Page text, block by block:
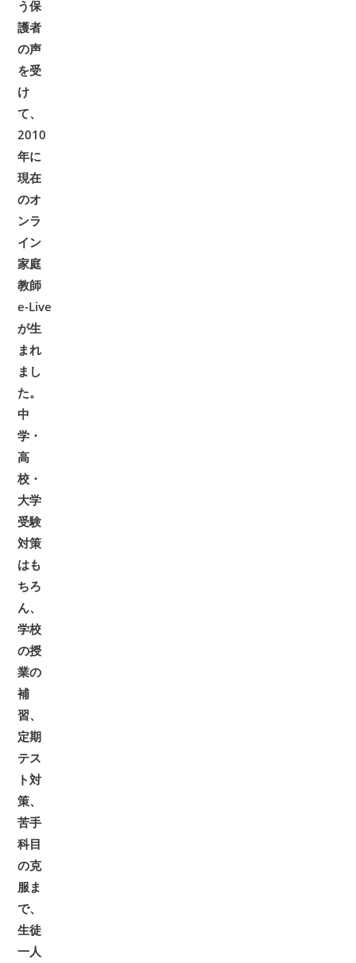
う保
護者
の声
を受
け
て、
2010
年に
現在
のオ
ンラ
イン
家庭
教師
e-Live
が生
まれ
まし
た。
中
学・
高
校・
大学
受験
対策
はも
ちろ
ん、
学校
の授
業の
補
習、
定期
テス
ト対
策、
苦手
科目
の克
服ま
で、
生徒
一人